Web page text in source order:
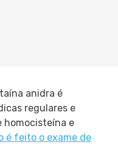
anidra é
regulares e
homocisteína e
é feito o exame de